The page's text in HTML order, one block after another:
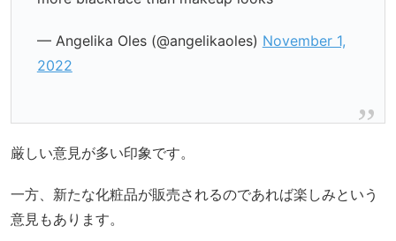
— Angelika Oles (@angelikaoles) November 1,
2022
厳しい意見が多い印象です。
一方、新たな化粧品が販売されるのであれば楽しみという
意見もあります。